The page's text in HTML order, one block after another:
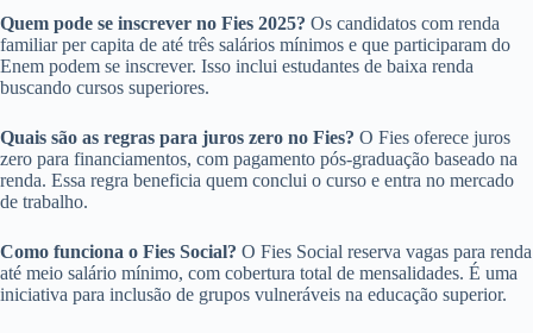
Quem pode se inscrever no Fies 2025? Os candidatos com renda
familiar per capita de até três salários mínimos e que participaram do
Enem podem se inscrever. Isso inclui estudantes de baixa renda
buscando cursos superiores.
Quais são as regras para juros zero no Fies? O Fies oferece juros
zero para financiamentos, com pagamento pós-graduação baseado na
renda. Essa regra beneficia quem conclui o curso e entra no mercado
de trabalho.
Como funciona o Fies Social? O Fies Social reserva vagas para renda
até meio salário mínimo, com cobertura total de mensalidades. É uma
iniciativa para inclusão de grupos vulneráveis na educação superior.